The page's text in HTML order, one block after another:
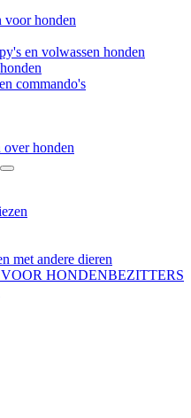
voor honden
en volwassen honden
commando's
honden
met andere dieren
HONDENBEZITTERS